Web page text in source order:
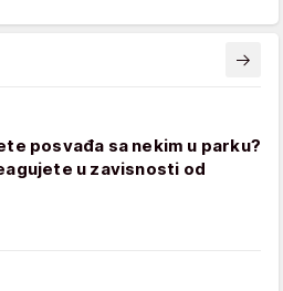
posvađa sa nekim u parku?
u zavisnosti od